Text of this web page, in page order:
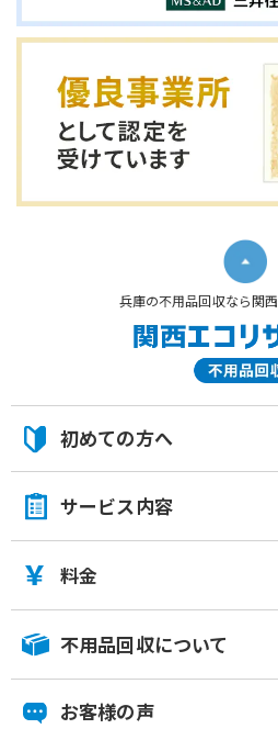
兵庫の不用品回収なら関
初めての方へ
サービス内容
料金
不用品回収について
お客様の声